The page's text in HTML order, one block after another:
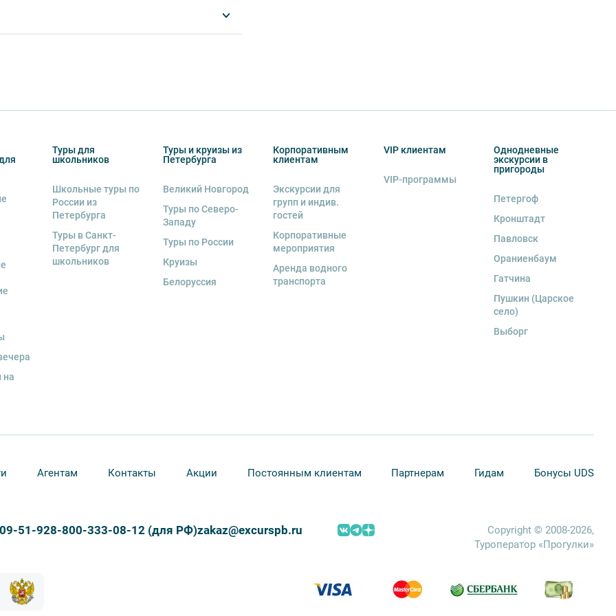
использования мобильных устройств
правила поведения на экскурсии.
или отменить экскурсию полностью
ливнями, наводнениями,
мажорными обстоятельствами; а также,
экскурсионного объекта. В случае
клиенту в полном объеме.
аудиооборудование. Ответственность за
программы возлагается на
обязан возместить полную
изменения, так как некоторые
объекта.
на
Туры для
школьников
Школьные туры по
России из
Петербурга
Туры в Санкт-
Петербург для
школьников
Туры и круизы из
Петербурга
Великий Новгород
Туры по Северо-
Западу
Туры по России
Круизы
Белоруссия
Корпоративным
клиентам
Экскурсии для
групп и индив.
гостей
Корпоративные
мероприятия
Аренда водного
транспорта
VIP клиентам
VIP-программы
Однодневные
экскурсии в
пригороды
Петергоф
Кронштадт
Павловск
Ораниенбаум
Гатчина
Пушкин (Царское
село)
Выборг
Агентам Контакты Акции Постоянным клиентам Партнерам Гидам Бонусы UDS
51-928-800-333-08-12 (для РФ)zakaz@excurspb.ru
Copyright © 2008-2026,
Туроператор «Прогулки»